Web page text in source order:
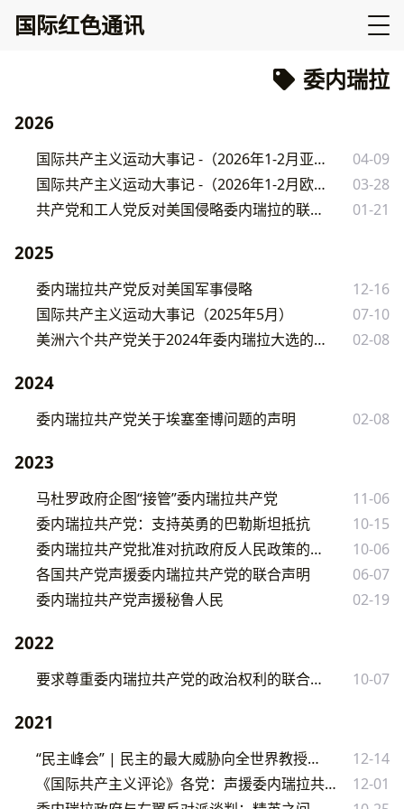
国际红色通讯
委内瑞拉
2026
国际共产主义运动大事记 -（2026年1-2月亚非篇）
04-09
国际共产主义运动大事记 -（2026年1-2月欧美篇）
03-28
共产党和工人党反对美国侵略委内瑞拉的联合声明
01-21
2025
委内瑞拉共产党反对美国军事侵略
12-16
国际共产主义运动大事记（2025年5月）
07-10
美洲六个共产党关于2024年委内瑞拉大选的声明
02-08
2024
委内瑞拉共产党关于埃塞奎博问题的声明 02-08
2023
马杜罗政府企图“接管”委内瑞拉共产党
11-06
委内瑞拉共产党：支持英勇的巴勒斯坦抵抗
10-15
委内瑞拉共产党批准对抗政府反人民政策的路线
10-06
各国共产党声援委内瑞拉共产党的联合声明
06-07
委内瑞拉共产党声援秘鲁人民
02-19
2022
要求尊重委内瑞拉共产党的政治权利的联合声明 10-07
2021
“民主峰会” | 民主的最大威胁向全世界教授民主
12-14
《国际共产主义评论》各党：声援委内瑞拉共产党，反对侵犯其权利
12-01